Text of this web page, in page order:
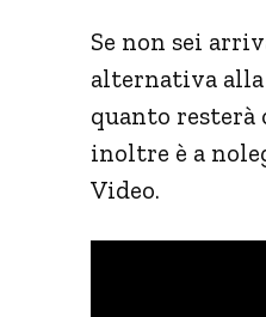
Se non sei
alternativa
quanto resterà
inoltre è a
Video.